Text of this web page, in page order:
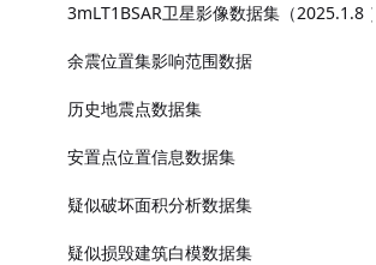
3mLT1BSAR卫星影像数据集（2025.1.8 ）
余震位置集影响范围数据
历史地震点数据集
安置点位置信息数据集
疑似破坏面积分析数据集
疑似损毁建筑白模数据集